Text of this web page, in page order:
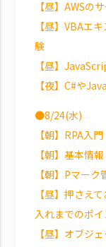
【昼】AWSの
【昼】VBAエ
験
【昼】
【夜】C#や
●8/24(水)
【朝】RPA入
【朝】基本情
【朝】Pマー
【昼】押さえ
入れまでのポ
【昼】オブジ